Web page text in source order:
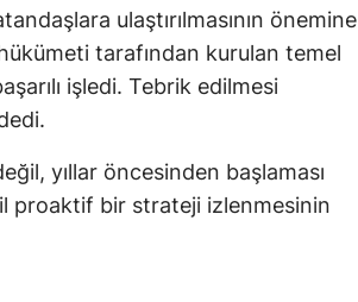
ulaştırılmasının önemine
tarafından kurulan temel
işledi. Tebrik edilmesi
yıllar öncesinden başlaması
proaktif bir strateji izlenmesinin